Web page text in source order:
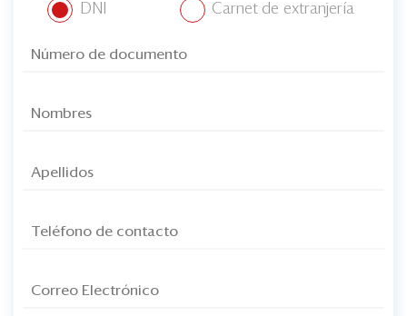
DNI Carnet de extranjería